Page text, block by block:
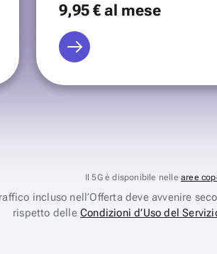
9,95 €al mese
Il 5G è disponibile nelle aree
incluso nell’Offerta deve avvenire
rispetto delleCondizioni d’Uso del